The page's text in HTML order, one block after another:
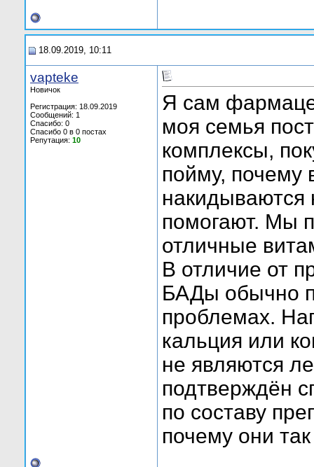
18.09.2019, 10:11
vapteke
Новичок
Регистрация: 18.09.2019
Сообщений: 1
Спасибо: 0
Спасибо 0 в 0 постах
Репутация: 10
Я сам
моя семья
комплексы,
пойму, почему
накидываются
помогают. Мы
отличные
В отличие от
БАДы обычно
проблемах.
кальция или
не являются
подтверждён
по составу
почему они